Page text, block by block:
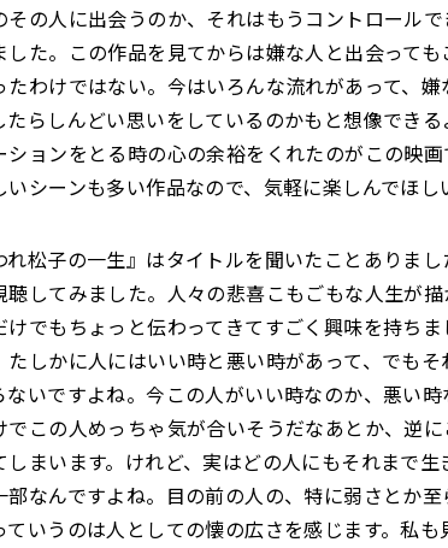
その人に出会うのか、それはもうコントロール
した。この作品を見てからは嫌な人と出会って
たわけではない。今はいろんな流れがあって、
たらしんどい思いをしているのかもと想像でき
ションをとる時の心の余裕をくれたのがこの映
いシーンも多い作品なので、気軽に楽しんでほし
れ松子の一生』はタイトルを聞いたことありま
聴してみました。人々の悲喜こもごもな人生が
けでもちょっと伝わってきてすごく興味を持ち
たしかに人にはいい時と悪い時があって、でも
ないですよね。今この人がいい時なのか、悪い
でこの人めっちゃ気が合いそうだなあとか、逆
まいます。けれど、実はどの人にもそれまで生
部なんですよね。目の前の人の、特に弱さとか
ていうのは人としての懐の広さを感じます。私も